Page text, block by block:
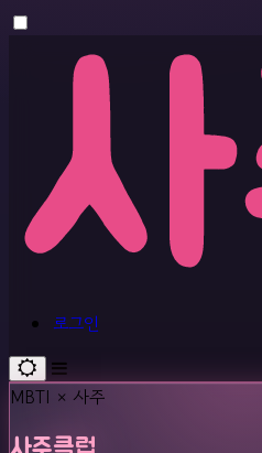
로그인
MBTI × 사주